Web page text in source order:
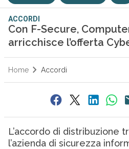
ACCORDI
Con F-Secure,
arricchisce l’offerta
Home Accordi
L’accordo di distribuzione
l’azienda di sicurezza